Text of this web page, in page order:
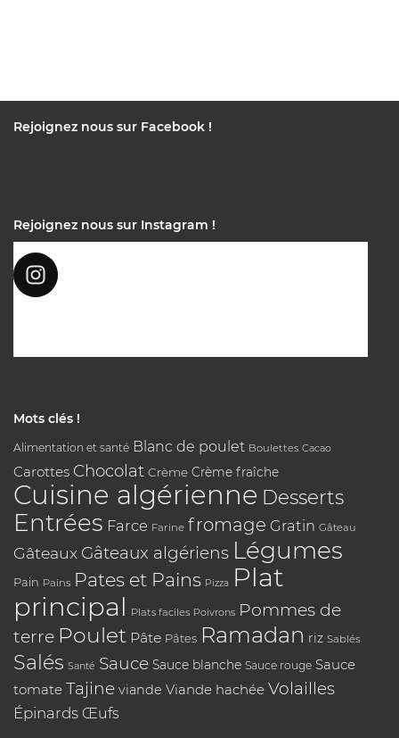
Rejoignez nous sur Facebook !
Rejoignez nous sur Instagram !
Mots clés !
Alimentation et santé Blanc de poulet Boulettes Cacao
Carottes Chocolat Crème Crème fraîche
Cuisine algérienne Desserts
Entrées Farce Farine fromage Gratin Gâteau
Gâteaux Gâteaux algériens Légumes
Pain Pains Pates et Pains Pizza Plat
principal Plats faciles Poivrons Pommes de
terre Poulet Pâte Pâtes Ramadan riz Sablés
Salés Santé Sauce Sauce blanche Sauce rouge Sauce
tomate Tajine viande Viande hachée Volailles
Épinards Œufs